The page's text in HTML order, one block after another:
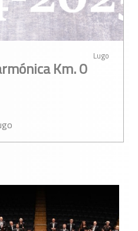
Lugo
Km. 0